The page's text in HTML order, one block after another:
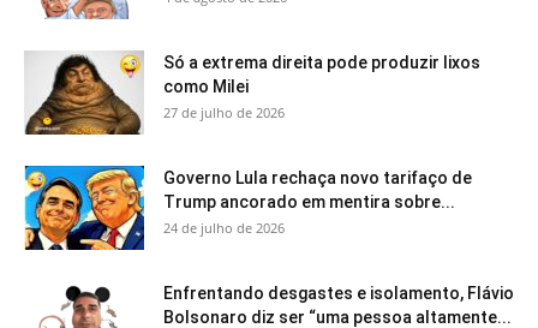
Só a extrema direita pode produzir lixos
como Milei
27 de julho de 2026
Governo Lula rechaça novo tarifaço de
Trump ancorado em mentira sobre...
24 de julho de 2026
Enfrentando desgastes e isolamento, Flávio
Bolsonaro diz ser “uma pessoa altamente...